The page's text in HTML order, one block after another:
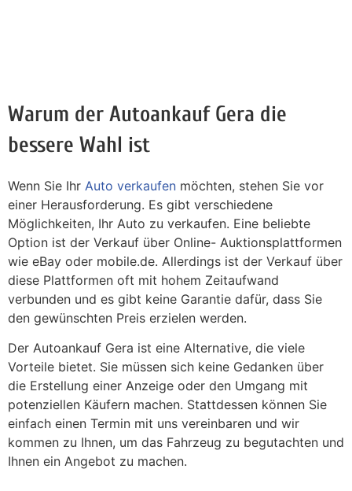
Warum der Autoankauf Gera die
bessere Wahl ist
Wenn Sie Ihr Auto verkaufen möchten, stehen Sie vor
einer Herausforderung. Es gibt verschiedene
Möglichkeiten, Ihr Auto zu verkaufen. Eine beliebte
Option ist der Verkauf über Online- Auktionsplattformen
wie eBay oder mobile.de. Allerdings ist der Verkauf über
diese Plattformen oft mit hohem Zeitaufwand
verbunden und es gibt keine Garantie dafür, dass Sie
den gewünschten Preis erzielen werden.
Der Autoankauf Gera ist eine Alternative, die viele
Vorteile bietet. Sie müssen sich keine Gedanken über
die Erstellung einer Anzeige oder den Umgang mit
potenziellen Käufern machen. Stattdessen können Sie
einfach einen Termin mit uns vereinbaren und wir
kommen zu Ihnen, um das Fahrzeug zu begutachten und
Ihnen ein Angebot zu machen.